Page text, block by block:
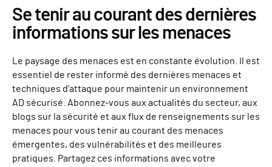
Se tenir au courant des dernières
informations sur les menaces
Le paysage des menaces est en constante évolution. Il est
essentiel de rester informé des dernières menaces et
techniques d'attaque pour maintenir un environnement
AD sécurisé. Abonnez-vous aux actualités du secteur, aux
blogs sur la sécurité et aux flux de renseignements sur les
menaces pour vous tenir au courant des menaces
émergentes, des vulnérabilités et des meilleures
pratiques. Partagez ces informations avec votre